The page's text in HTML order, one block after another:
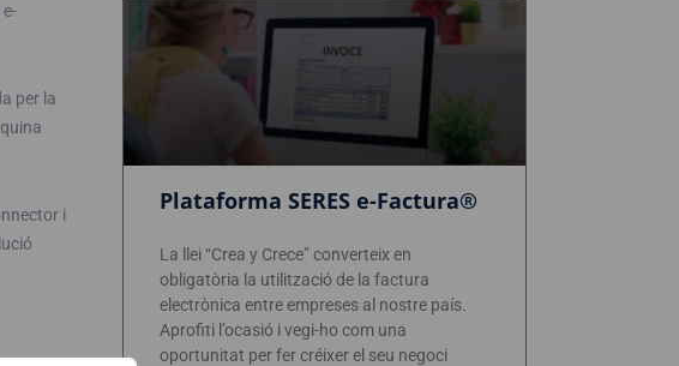
per la
i
Plataforma SERES e-Factura®
La llei “Crea y Crece” converteix en
obligatòria la utilització de la factura
electrònica entre empreses al nostre país.
Aprofiti l’ocasió i vegi-ho com una
oportunitat per fer créixer el seu negoci